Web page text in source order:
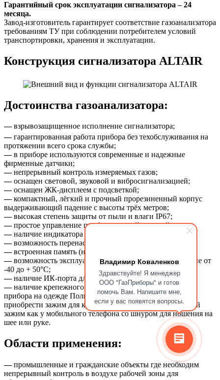
Владимир Коваленков
Здравствуйте! Я менеджер
ООО "ГазПриборы" и готов
помочь Вам. Напишите мне,
если у вас появятся вопросы.
Гарантийный срок эксплуатации сигнализатора – 24
месяца.
Завод-изготовитель гарантирует соответствие газоанализатора
требованиям ТУ при соблюдении потребителем условий
транспортировки, хранения и эксплуатации.
Конструкция сигнализатора ALTAIR
Достоинства газоанализатора:
— взрывозащищенное исполнение сигнализатора;
—гарантированная работа прибора без техобслуживания на
протяжении всего срока службы;
—в приборе используются современные и надежные
фирменные датчики;
—непрерывный контроль измеряемых газов;
—оснащен световой, звуковой и вибросигнализацией;
—оснащен ЖК-дисплеем с подсветкой;
—компактный, лёгкий и прочный прорезиненный корпус
выдерживающий падение с высоты трёх метров;
—высокая степень защиты от пыли и влаги IP67;
—простое управление прибором одной кнопкой;
—наличие индикатора проверки работоспособности;
—возможность перенастройки порогов сигнализации;
—встроенная память (на 25 аварийных сигналов);
—возможность эксплуатации в температурном диапазоне от
-40 до + 50°C;
—наличие ИК-порта для передачи данных на ПК;
—наличие крепежного зажима (клипсы) для крепления
прибора на одежде Пользователя. Дополнительно можно
приобрести зажим для крепления на каске и специальный
зажим как у мобильного телефона со шнуром для ношения на
шее или руке.
Области применения:
—промышленные и гражданские объекты где необходим
непрерывный контроль в воздухе рабочей зоны для